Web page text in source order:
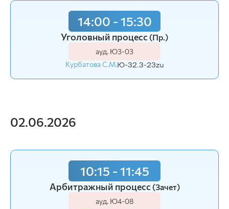
14:00 - 15:30
Уголовный процесс (Пр.)
ауд. Ю3-03
Курбатова С.М.Ю-32.3-23zu
02.06.2026
10:15 - 11:45
Арбитражный процесс (Зачет)
ауд. Ю4-08